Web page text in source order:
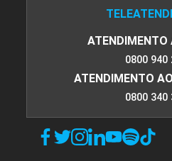
ATENDIMENTO
0800 940
ATENDIMENTO
0800 340